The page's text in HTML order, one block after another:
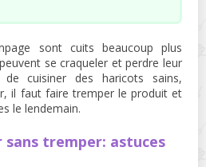
sont cuits beaucoup plus
se craqueler et perdre leur
cuisiner des haricots sains,
il faut faire tremper le produit et
le lendemain.
sans tremper: astuces